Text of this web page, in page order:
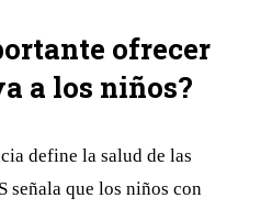
ofrecer
a los niños?
define la salud de las
señala que los niños con